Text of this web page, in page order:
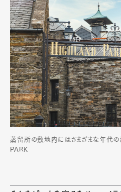
蒸留所の敷地内にはさまざまな年
PARK